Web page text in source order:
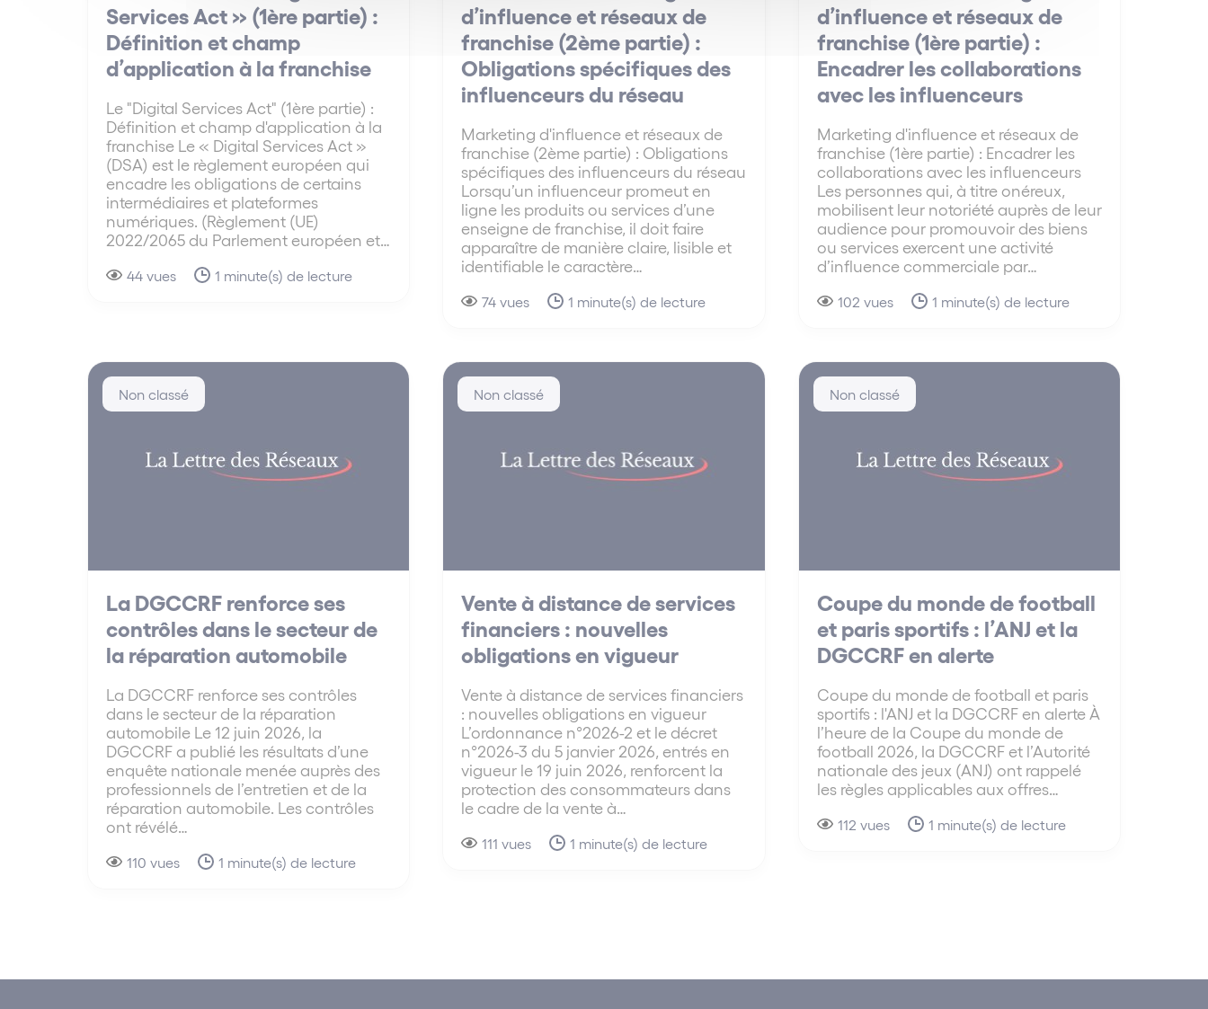
Services Act » (1ère partie) :
Définition et champ
d’application à la franchise
Le "Digital Services Act" (1ère partie) :
Définition et champ d'application à la
franchise Le « Digital Services Act »
(DSA) est le règlement européen qui
encadre les obligations de certains
intermédiaires et plateformes
numériques. (Règlement (UE)
2022/2065 du Parlement européen et…
44 vues 1 minute(s) de lecture
d’influence et réseaux de
franchise (2ème partie) :
Obligations spécifiques des
influenceurs du réseau
Marketing d'influence et réseaux de
franchise (2ème partie) : Obligations
spécifiques des influenceurs du réseau
Lorsqu’un influenceur promeut en
ligne les produits ou services d’une
enseigne de franchise, il doit faire
apparaître de manière claire, lisible et
identifiable le caractère…
74 vues 1 minute(s) de lecture
d’influence et réseaux de
franchise (1ère partie) :
Encadrer les collaborations
avec les influenceurs
Marketing d'influence et réseaux de
franchise (1ère partie) : Encadrer les
collaborations avec les influenceurs
Les personnes qui, à titre onéreux,
mobilisent leur notoriété auprès de leur
audience pour promouvoir des biens
ou services exercent une activité
d’influence commerciale par…
102 vues 1 minute(s) de lecture
Non classé
La DGCCRF renforce ses
contrôles dans le secteur de
la réparation automobile
La DGCCRF renforce ses contrôles
dans le secteur de la réparation
automobile Le 12 juin 2026, la
DGCCRF a publié les résultats d’une
enquête nationale menée auprès des
professionnels de l’entretien et de la
réparation automobile. Les contrôles
ont révélé…
110 vues 1 minute(s) de lecture
Non classé
Vente à distance de services
financiers : nouvelles
obligations en vigueur
Vente à distance de services financiers
: nouvelles obligations en vigueur
L’ordonnance n°2026-2 et le décret
n°2026-3 du 5 janvier 2026, entrés en
vigueur le 19 juin 2026, renforcent la
protection des consommateurs dans
le cadre de la vente à…
111 vues 1 minute(s) de lecture
Non classé
Coupe du monde de football
et paris sportifs : l’ANJ et la
DGCCRF en alerte
Coupe du monde de football et paris
sportifs : l'ANJ et la DGCCRF en alerte À
l’heure de la Coupe du monde de
football 2026, la DGCCRF et l’Autorité
nationale des jeux (ANJ) ont rappelé
les règles applicables aux offres…
112 vues 1 minute(s) de lecture